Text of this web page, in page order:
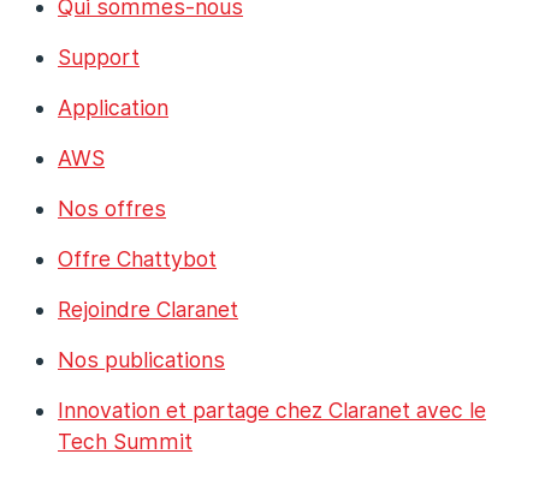
Qui sommes-nous
Support
Application
AWS
Nos offres
Offre Chattybot
Rejoindre Claranet
Nos publications
Innovation et partage chez Claranet avec le
Tech Summit